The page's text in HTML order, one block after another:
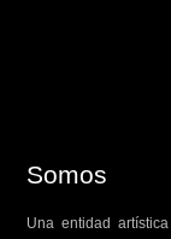
Somos
Una entidad